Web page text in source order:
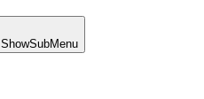
ShowSubMenu